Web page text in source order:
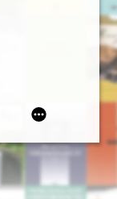
i dalej... Autorzy,